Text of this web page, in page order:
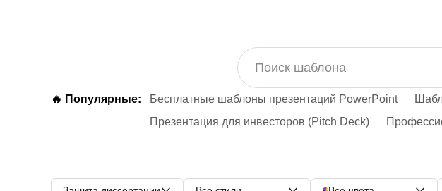
🔥 Популярные: Бесплатные шаблоны презентаций PowerPoint
Презентация для инвесторов (Pitch Deck)